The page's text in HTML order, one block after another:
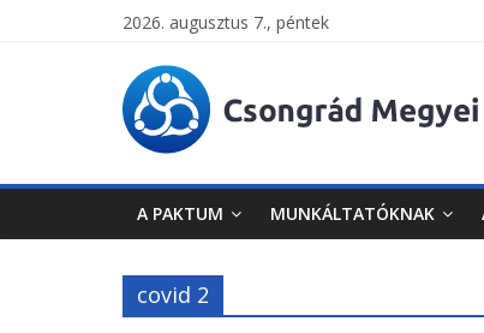
2026. augusztus 7., péntek
Csongrád
Megyei
Paktum
A PAKTUM MUNKÁLTATÓKNAK
covid 2